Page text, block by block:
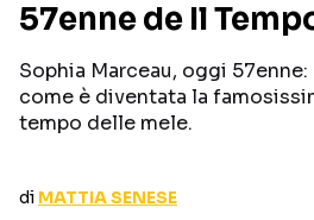
Categorie
NOTIZIE
RECENSIONI
57enne de Il
Sophia Marceau, oggi
come è diventata la
tempo delle mele.
di MATTIA SENESE